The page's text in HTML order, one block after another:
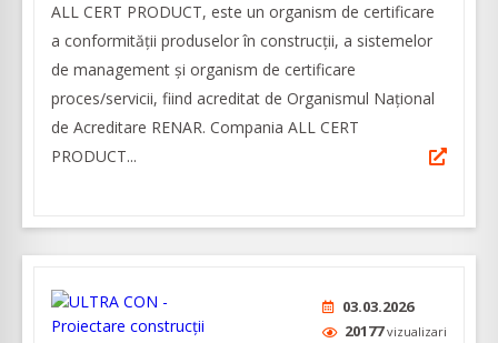
ALL CERT PRODUCT, este un organism de certificare
a conformității produselor în construcții, a sistemelor
de management și organism de certificare
proces/servicii, fiind acreditat de Organismul Național
de Acreditare RENAR. Compania ALL CERT
PRODUCT...
03.03.2026
20177vizualizari